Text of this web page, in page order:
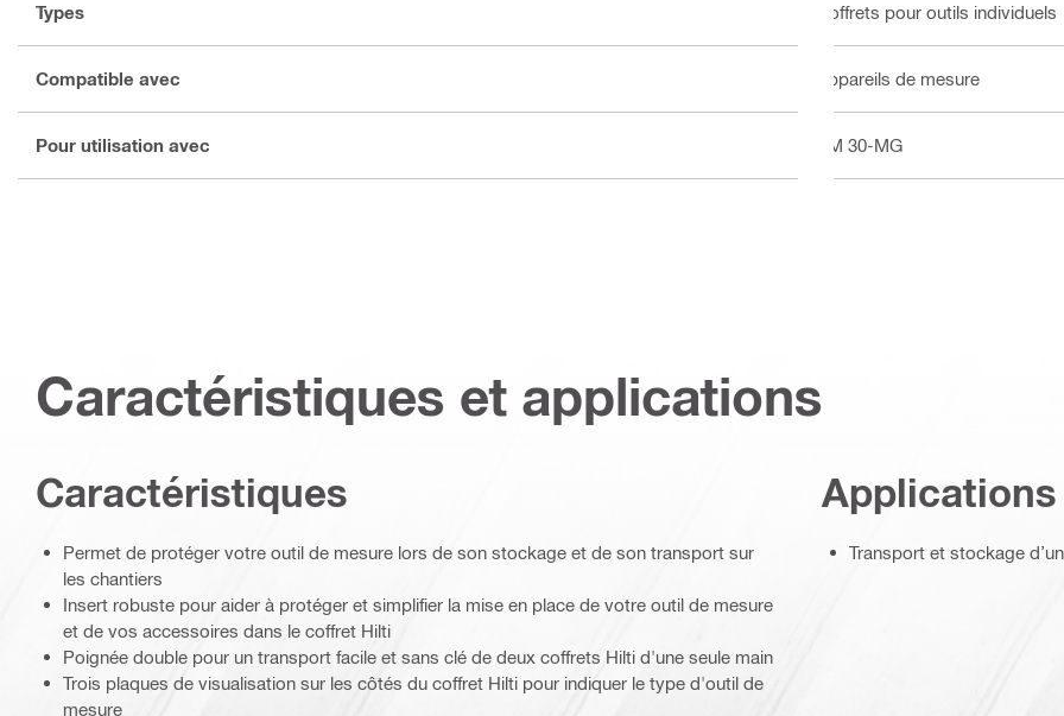
Types Coffrets pour outils individuels
Compatible avec Appareils de mesure
Pour utilisation avec PM 30-MG
Caractéristiques et applications
Caractéristiques
Permet de protéger votre outil de mesure lors de son stockage et de son transport sur
les chantiers
Insert robuste pour aider à protéger et simplifier la mise en place de votre outil de mesure
et de vos accessoires dans le coffret Hilti
Poignée double pour un transport facile et sans clé de deux coffrets Hilti d'une seule main
Trois plaques de visualisation sur les côtés du coffret Hilti pour indiquer le type d'outil de
mesure
Applications
Transport et stockage